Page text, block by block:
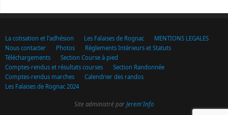
La cotisation et l’adhésion Les Falaises de Rognac
MENTIONS LEGALES
Nous contacter
Photos
Règlements Intérieurs et Statuts
Téléchargements
Section Course à pied
Comptes-rendus et résultats courses
Section Randonnée
Comptes-rendus marches
Calendrier des randos
Les Falaises de Rognac 2024
Site administré par Jerem'Info